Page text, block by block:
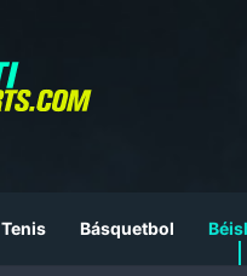
Tenis Básquetbol